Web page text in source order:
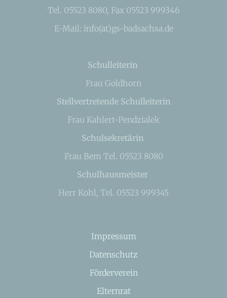
Tel. 05523 8080, Fax 05523 999346
E-Mail: info(at)gs-badsachsa.de
Schulleiterin
Frau Goldhorn
Stellvertretende Schulleiterin
Frau Kahlert-Pendzialek
Schulsekretärin
Frau Bem Tel. 05523 8080
Schulhausmeister
Herr Kohl, Tel. 05523 999345
Impressum
Datenschutz
Förderverein
Elternrat